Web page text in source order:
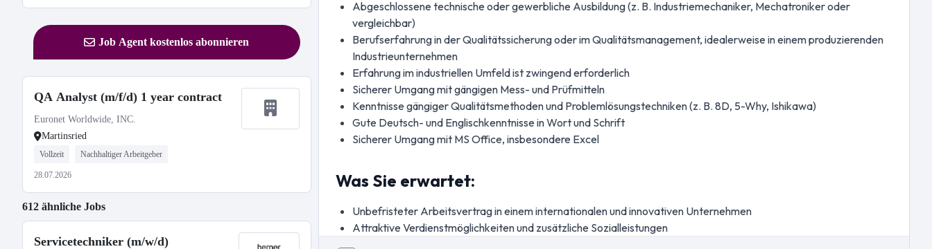
Job Agent kostenlos abonnieren
QA Analyst (m/f/d) 1 year contract
Euronet Worldwide, INC.
Martinsried
Vollzeit Nachhaltiger Arbeitgeber
28.07.2026
612 ähnliche Jobs
Servicetechniker (m/w/d)